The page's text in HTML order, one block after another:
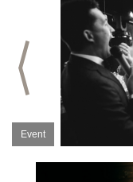
Предыдущий слайд
Event